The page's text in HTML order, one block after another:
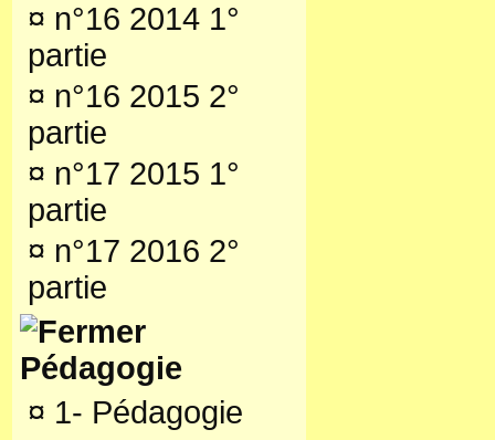
¤ n°16 2014 1°
partie
¤ n°16 2015 2°
partie
¤ n°17 2015 1°
partie
¤ n°17 2016 2°
partie
Pédagogie
¤ 1- Pédagogie